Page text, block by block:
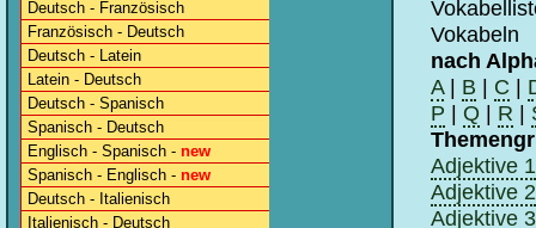
Deutsch - Französisch
Französisch - Deutsch
Deutsch - Latein
Latein - Deutsch
Deutsch - Spanisch
Spanisch - Deutsch
Englisch - Spanisch - new
Spanisch - Englisch - new
Deutsch - Italienisch
Italienisch - Deutsch
Vokabeln
nach
A| B | C |
P | Q | R |
Adjektive 1
Adjektive 2
Adjektive 3